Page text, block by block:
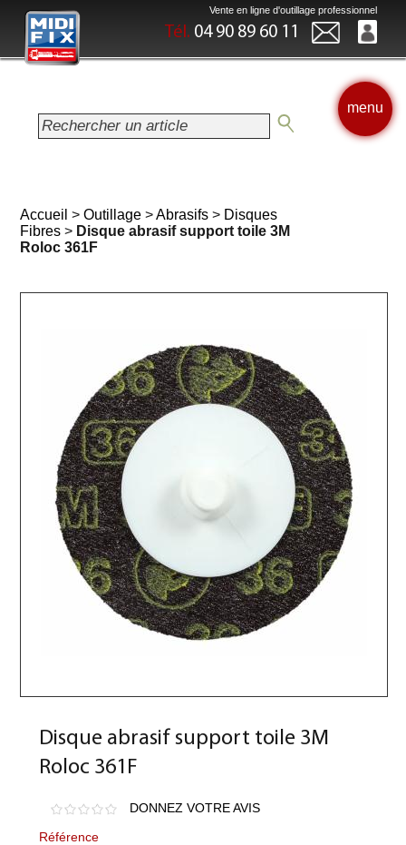
Vente en ligne d'outillage professionnel
Tél. 04 90 89 60 11
menu
Accueil >Outillage >Abrasifs > Disques
Fibres > Disque abrasif support toile 3M
Roloc 361F
Disque abrasif support toile 3M
Roloc 361F
DONNEZ VOTRE AVIS
Référence